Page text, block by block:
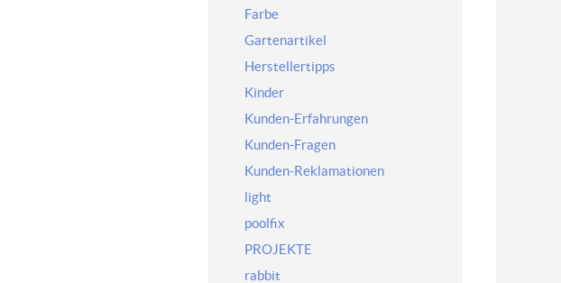
Farbe
Gartenartikel
Herstellertipps
Kinder
Kunden-Erfahrungen
Kunden-Fragen
Kunden-Reklamationen
light
poolfix
PROJEKTE
rabbit